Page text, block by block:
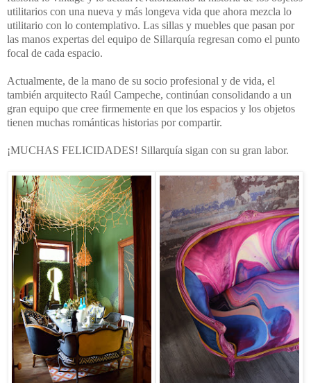
utilitarios con una nueva y más longeva vida que ahora mezcla lo
utilitario con lo contemplativo. Las sillas y muebles que pasan por
las manos expertas del equipo de Sillarquía regresan como el punto
focal de cada espacio.
Actualmente, de la mano de su socio profesional y de vida, el
también arquitecto Raúl Campeche, continúan consolidando a un
gran equipo que cree firmemente en que los espacios y los objetos
tienen muchas románticas historias por compartir.
¡MUCHAS FELICIDADES! Sillarquía sigan con su gran labor.